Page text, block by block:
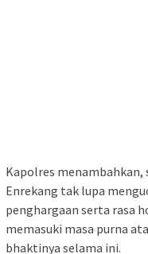
Kapolres menambahkan,
Enrekang tak lupa
penghargaan serta rasa
memasuki masa purna
bhaktinya selama ini.